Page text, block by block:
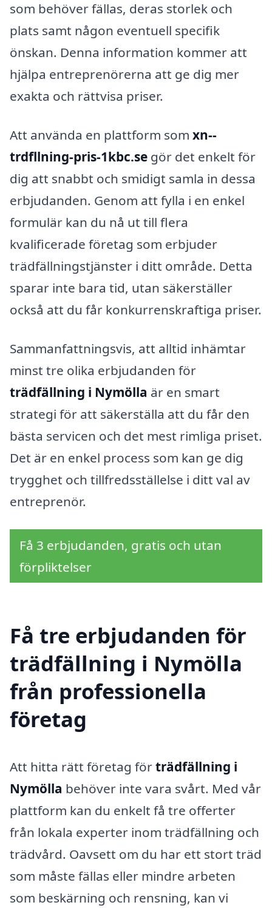
som behöver fällas, deras storlek och
plats samt någon eventuell specifik
önskan. Denna information kommer att
hjälpa entreprenörerna att ge dig mer
exakta och rättvisa priser.
Att använda en plattform som xn--
trdfllning-pris-1kbc.se gör det enkelt för
dig att snabbt och smidigt samla in dessa
erbjudanden. Genom att fylla i en enkel
formulär kan du nå ut till flera
kvalificerade företag som erbjuder
trädfällningstjänster i ditt område. Detta
sparar inte bara tid, utan säkerställer
också att du får konkurrenskraftiga priser.
Sammanfattningsvis, att alltid inhämtar
minst tre olika erbjudanden för
trädfällning i Nymölla är en smart
strategi för att säkerställa att du får den
bästa servicen och det mest rimliga priset.
Det är en enkel process som kan ge dig
trygghet och tillfredsställelse i ditt val av
entreprenör.
Få 3 erbjudanden, gratis och utan
förpliktelser
Få tre erbjudanden för
trädfällning i Nymölla
från professionella
företag
Att hitta rätt företag förträdfällning i
Nymölla behöver inte vara svårt. Med vår
plattform kan du enkelt få tre offerter
från lokala experter inom trädfällning och
trädvård. Oavsett om du har ett stort träd
som måste fällas eller mindre arbeten
som beskärning och rensning, kan vi